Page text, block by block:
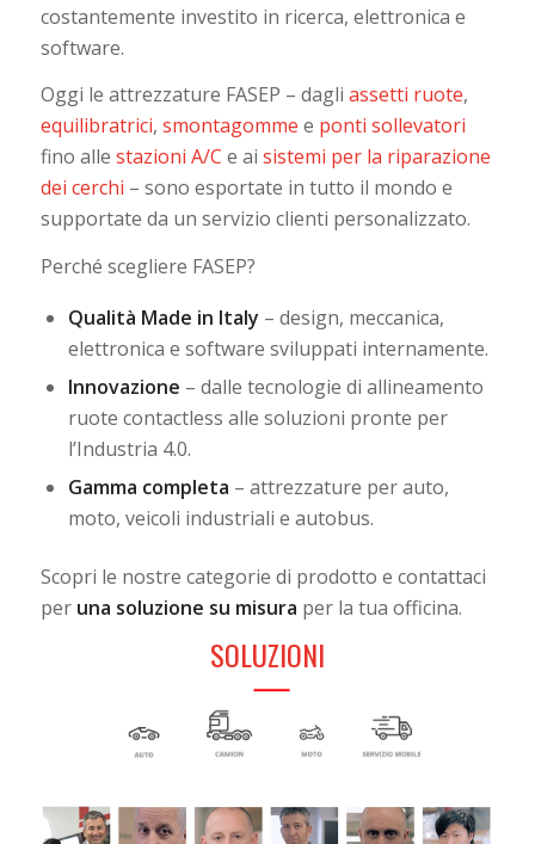
costantemente investito in ricerca, elettronica e
software.
Oggi le attrezzature FASEP – dagli assetti ruote,
equilibratrici, smontagomme e ponti sollevatori
fino alle stazioni A/C e ai sistemi per la riparazione
dei cerchi – sono esportate in tutto il mondo e
supportate da un servizio clienti personalizzato.
Perché scegliere FASEP?
Qualità Made in Italy – design, meccanica,
elettronica e software sviluppati internamente.
Innovazione – dalle tecnologie di allineamento
ruote contactless alle soluzioni pronte per
l’Industria 4.0.
Gamma completa – attrezzature per auto,
moto, veicoli industriali e autobus.
Scopri le nostre categorie di prodotto e contattaci
per una soluzione su misura per la tua officina.
SOLUZIONI